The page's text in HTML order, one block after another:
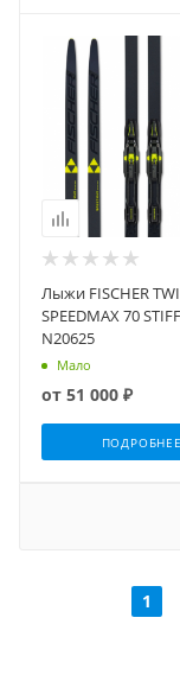
Лыжи FISCHER
SPEEDMAX 70
N20625
Мало
от 51 000 ₽
ПОДРОБНЕЕ
1